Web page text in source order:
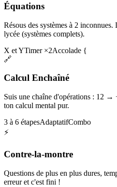
Équations
Résous des systèmes à 2
lycée (systèmes complets).
X et YTimer ×2Accolade {
🔗
Calcul Enchaîné
Suis une chaîne d'opérations :
ton calcul mental pur.
3 à 6 étapesAdaptatifCombo
⚡
Contre-la-montre
Questions de plus en plus dures,
erreur et c'est fini !